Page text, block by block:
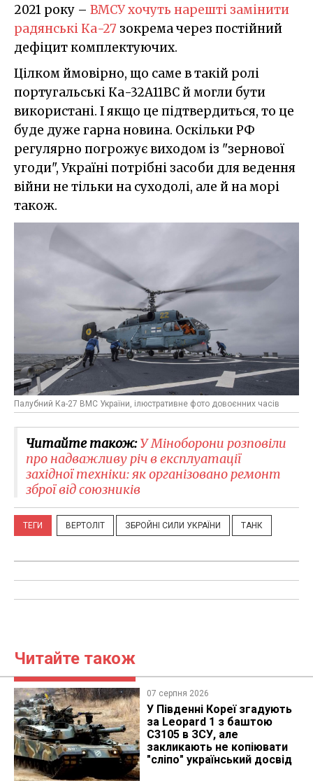
2021 року – ВМСУ хочуть нарешті замінити
радянські Ка-27 зокрема через постійний
дефіцит комплектуючих.
Цілком ймовірно, що саме в такій ролі
португальські Ка-32А11ВС й могли бути
використані. І якщо це підтвердиться, то це
буде дуже гарна новина. Оскільки РФ
регулярно погрожує виходом із "зернової
угоди", Україні потрібні засоби для ведення
війни не тільки на суходолі, але й на морі
також.
Палубний Ка-27 ВМС України, ілюстративне фото довоєнних часів
Читайте також:У Міноборони розповіли
про надважливу річ в експлуатації
західної техніки: як організовано ремонт
зброї від союзників
ТЕГИ ВЕРТОЛІТ ЗБРОЙНІ СИЛИ УКРАЇНИ ТАНК
Читайте також
07 серпня 2026
У Південні Кореї згадують
за Leopard 1 з баштою
C3105 в ЗСУ, але
закликають не копіювати
"сліпо" український досвід